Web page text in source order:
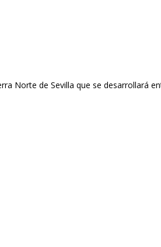
Norte de Sevilla que se desarrollará